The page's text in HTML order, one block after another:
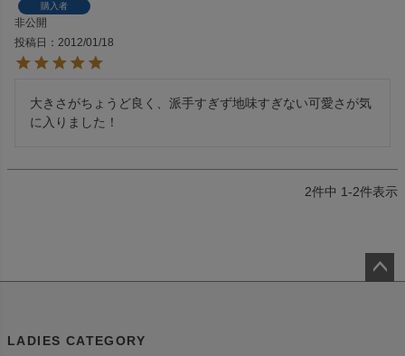
購入者
非公開
投稿日
2012/01/18
大きさがちょうど良く、派手すぎず地味すぎない可愛さが気
に入りました！
2件中 1-2件表示
LADIES CATEGORY